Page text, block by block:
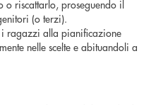
o riscattarlo, proseguendo il
(o terzi).
i ragazzi alla pianificazione
nelle scelte e abituandoli a